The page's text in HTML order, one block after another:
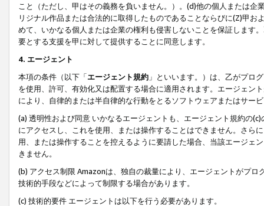
こと（ただし、甲はその義務を負いません。）。(d)他の個人または
リジナル作品または合法的に取得したものであることならびに(Z)甲
めて、いかなる個人または企業の権利も侵害しないことを保証します
要とする支援を甲に対して提供することに同意します。
4. エージェント
本項の条件（以下「エージェント規約 」といいます。）は、乙がプロ
を使用、許可、有効化又は配置する場合に適用されます。エージェン
により、自律的または半自律的な行動をとるソフトウェアまたはサー
(a) 透明性および同意 いかなるエージェントも、エージェント規約の
にアクセスし、これを使用、または操作することはできません。さら
用、または操作することを控えるように要請した場合、当該エージェ
きません。
(b) アクセス制限 Amazonは、独自の裁量により、エージェントがプ
技術的手段などによって制限する場合があります。
(c) 技術的要件 エージェントは以下を行う必要があります。